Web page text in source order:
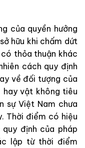
của quyền hưởng
hữu khi chấm dứt
thỏa thuận khác
cách quy định
về đối tượng của
hay vật không tiêu
sự Việt Nam chưa
Thời điểm có hiệu
định của pháp
lập từ thời điểm